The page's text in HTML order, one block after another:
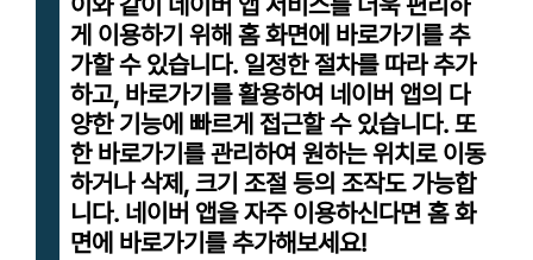
게 이용하기 위해 홈 화면에 바로가기를 추
가할 수 있습니다. 일정한 절차를 따라 추가
하고, 바로가기를 활용하여 네이버 앱의 다
양한 기능에 빠르게 접근할 수 있습니다. 또
한 바로가기를 관리하여 원하는 위치로 이동
하거나 삭제, 크기 조절 등의 조작도 가능합
니다. 네이버 앱을 자주 이용하신다면 홈 화
면에 바로가기를 추가해보세요!